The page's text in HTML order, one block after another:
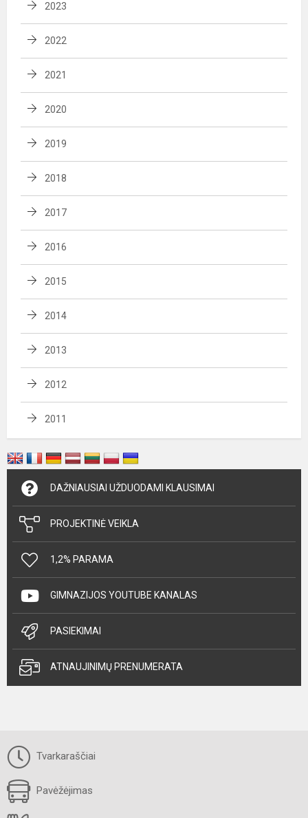
2023
2022
2021
2020
2019
2018
2017
2016
2015
2014
2013
2012
2011
DAŽNIAUSIAI UŽDUODAMI KLAUSIMAI
PROJEKTINĖ VEIKLA
1,2% PARAMA
GIMNAZIJOS YOUTUBE KANALAS
PASIEKIMAI
ATNAUJINIMŲ PRENUMERATA
Tvarkaraščiai
Pavėžėjimas